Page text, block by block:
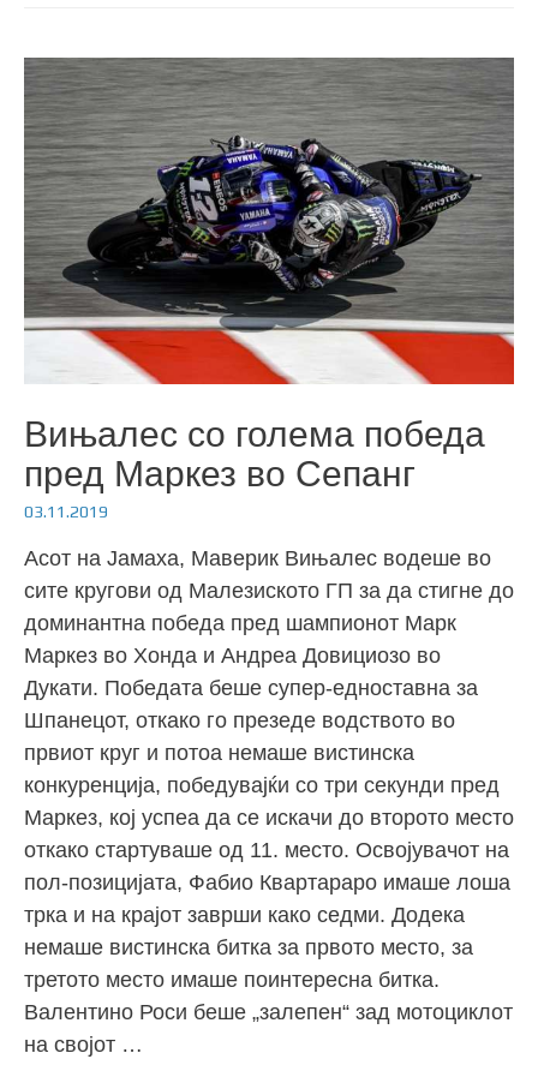
Вињалес со голема победа
пред Маркез во Сепанг
03.11.2019
Асот на Јамаха, Маверик Вињалес водеше во
сите кругови од Малезиското ГП за да стигне до
доминантна победа пред шампионот Марк
Маркез во Хонда и Андреа Довициозо во
Дукати. Победата беше супер-едноставна за
Шпанецот, откако го презеде водството во
првиот круг и потоа немаше вистинска
конкуренција, победувајќи со три секунди пред
Маркез, кој успеа да се искачи до второто место
откако стартуваше од 11. место. Освојувачот на
пол-позицијата, Фабио Квартараро имаше лоша
трка и на крајот заврши како седми. Додека
немаше вистинска битка за првото место, за
третото место имаше поинтересна битка.
Валентино Роси беше „залепен“ зад мотоциклот
на својот …